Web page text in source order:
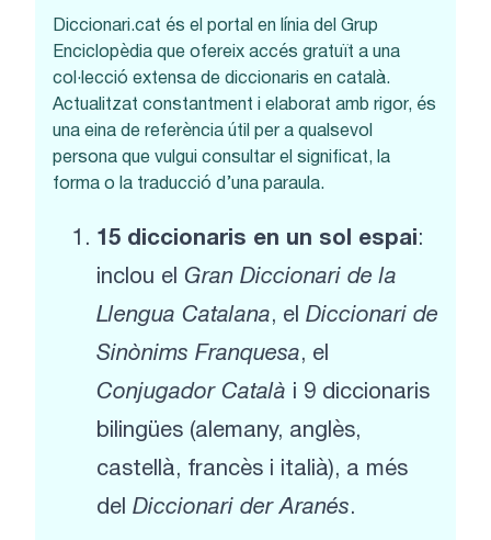
Diccionari.cat és el portal en línia del Grup
Enciclopèdia que ofereix accés gratuït a una
col·lecció extensa de diccionaris en català.
Actualitzat constantment i elaborat amb rigor, és
una eina de referència útil per a qualsevol
persona que vulgui consultar el significat, la
forma o la traducció d’una paraula.
15 diccionaris en un sol espai:
inclou el Gran Diccionari de la
Llengua Catalana, el Diccionari de
Sinònims Franquesa, el
Conjugador Català i 9 diccionaris
bilingües (alemany, anglès,
castellà, francès i italià), a més
del Diccionari der Aranés.